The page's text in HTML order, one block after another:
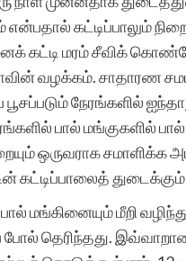
கட்டிப்பாலும்
கட்டி மரம் சீவிக்
வழக்கம். சாதாரண
பூசப்படும் நேரங்களில்
பால் மங்குகளில்
ஒருவராக சமாளிக்க
கட்டிப்பாலைத் துடைக்கும்
மங்கினையும் மீறி
போல் தெரிந்தது.